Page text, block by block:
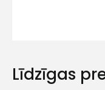
Līdzīgas